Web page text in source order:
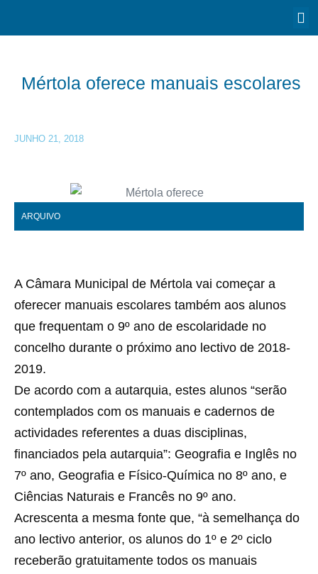
Mértola oferece manuais escolares
JUNHO 21, 2018
ARQUIVO
A Câmara Municipal de Mértola vai começar a
oferecer manuais escolares também aos alunos
que frequentam o 9º ano de escolaridade no
concelho durante o próximo ano lectivo de 2018-
2019.
De acordo com a autarquia, estes alunos “serão
contemplados com os manuais e cadernos de
actividades referentes a duas disciplinas,
financiados pela autarquia”: Geografia e Inglês no
7º ano, Geografia e Físico-Química no 8º ano, e
Ciências Naturais e Francês no 9º ano.
Acrescenta a mesma fonte que, “à semelhança do
ano lectivo anterior, os alunos do 1º e 2º ciclo
receberão gratuitamente todos os manuais